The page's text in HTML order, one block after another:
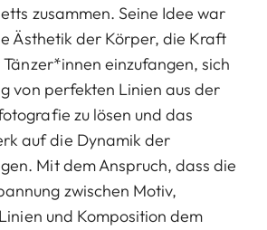
zusammen. Seine Idee war
Ästhetik der Körper, die Kraft
einzufangen, sich
von perfekten Linien aus der
zu lösen und das
auf die Dynamik der
Mit dem Anspruch, dass die
zwischen Motiv,
und Komposition dem